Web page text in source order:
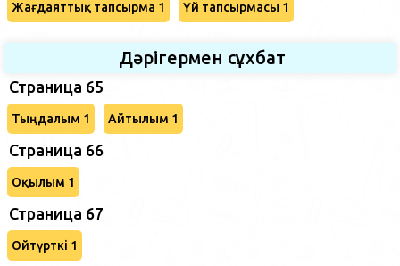
Жағдаяттық тапсырма 1 Үй тапсырмасы 1
Дәрігермен сұхбат
Страница 65
Тыңдалым 1 Айтылым 1
Страница 66
Оқылым 1
Страница 67
Ойтүрткі 1